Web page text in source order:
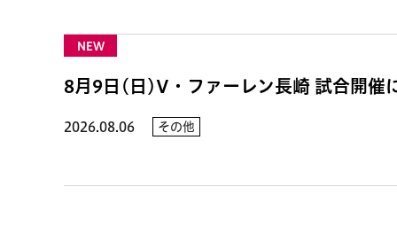
NEW
8月9日(日)V・ファーレン長崎 試合開催
2026.08.06 その他